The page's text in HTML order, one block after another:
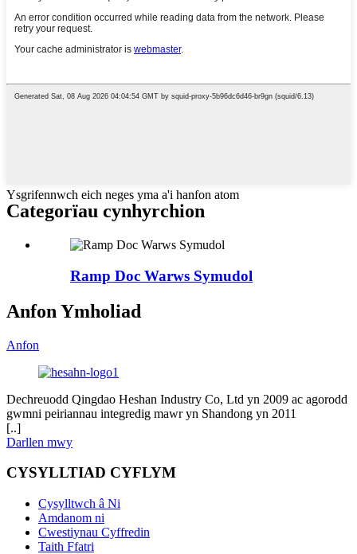
Ysgrifennwch eich neges yma a'i hanfon atom
Categorïau cynhyrchion
Ramp Doc Warws Symudol
Anfon Ymholiad
Anfon
Dechreuodd Qingdao Heshan Industry Co, Ltd yn 2009 ac agorodd
gwmni peiriannau integredig mawr yn Shandong yn 2011
[..]
Darllen mwy
CYSYLLTIAD CYFLYM
Cysylltwch â Ni
Amdanom ni
Cwestiynau Cyffredin
Taith Ffatri